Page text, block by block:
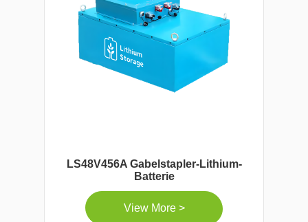
LS48V456A Gabelstapler-Lithium-
Batterie
View More >